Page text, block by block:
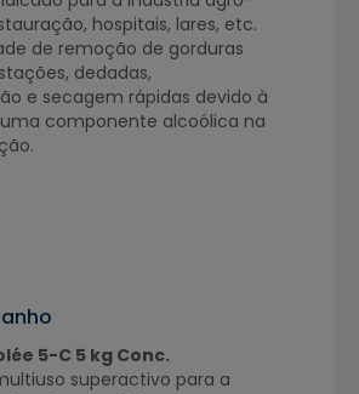
hospitais, lares, etc.
de remoção de gorduras
dedadas,
e secagem rápidas devido à
componente alcoólica na
5-C 5 kg Conc.
superactivo para a